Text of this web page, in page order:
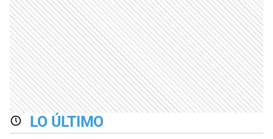
LO ÚLTIMO